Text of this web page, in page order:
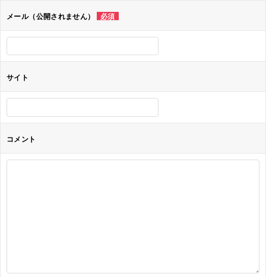
ョ
ン
メール（公開されません） 必須
サイト
コメント